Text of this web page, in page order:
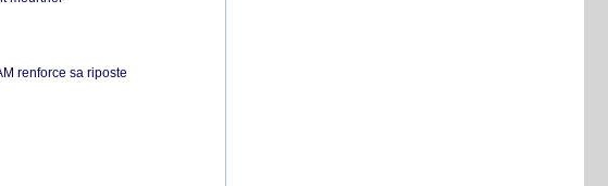
renforce sa riposte